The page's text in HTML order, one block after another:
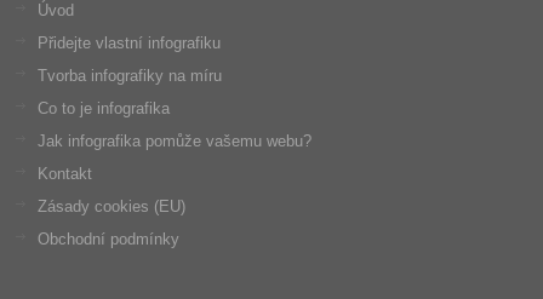
Úvod
Přidejte vlastní infografiku
Tvorba infografiky na míru
Co to je infografika
Jak infografika pomůže vašemu webu?
Kontakt
Zásady cookies (EU)
Obchodní podmínky